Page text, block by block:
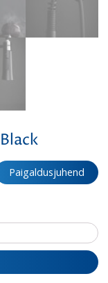
Paigaldusjuhend